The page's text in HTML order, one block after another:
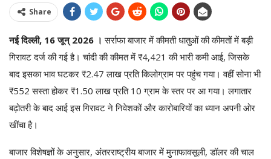
Share
नई दिल्ली, 16 जून्‌ 2026 ।सर्राफा बाजार में कीमती धातुओं की कीमतों में बड़ी
गिरावट दर्ज की गई है। चांदी की कीमत में ₹4,421 की भारी कमी आई, जिसके
बाद इसका भाव घटकर ₹2.47 लाख प्रति किलोग्राम पर पहुंच गया। वहीं सोना भी
₹552 सस्ता होकर ₹1.50 लाख प्रति 10 ग्राम के स्तर पर आ गया। लगातार
बढ़ोतरी के बाद आई इस गिरावट ने निवेशकों और कारोबारियों का ध्यान अपनी ओर
खींचा है।
बाजार विशेषज्ञों के अनुसार, अंतरराष्ट्रीय बाजार में मुनाफावसूली, डॉलर की चाल